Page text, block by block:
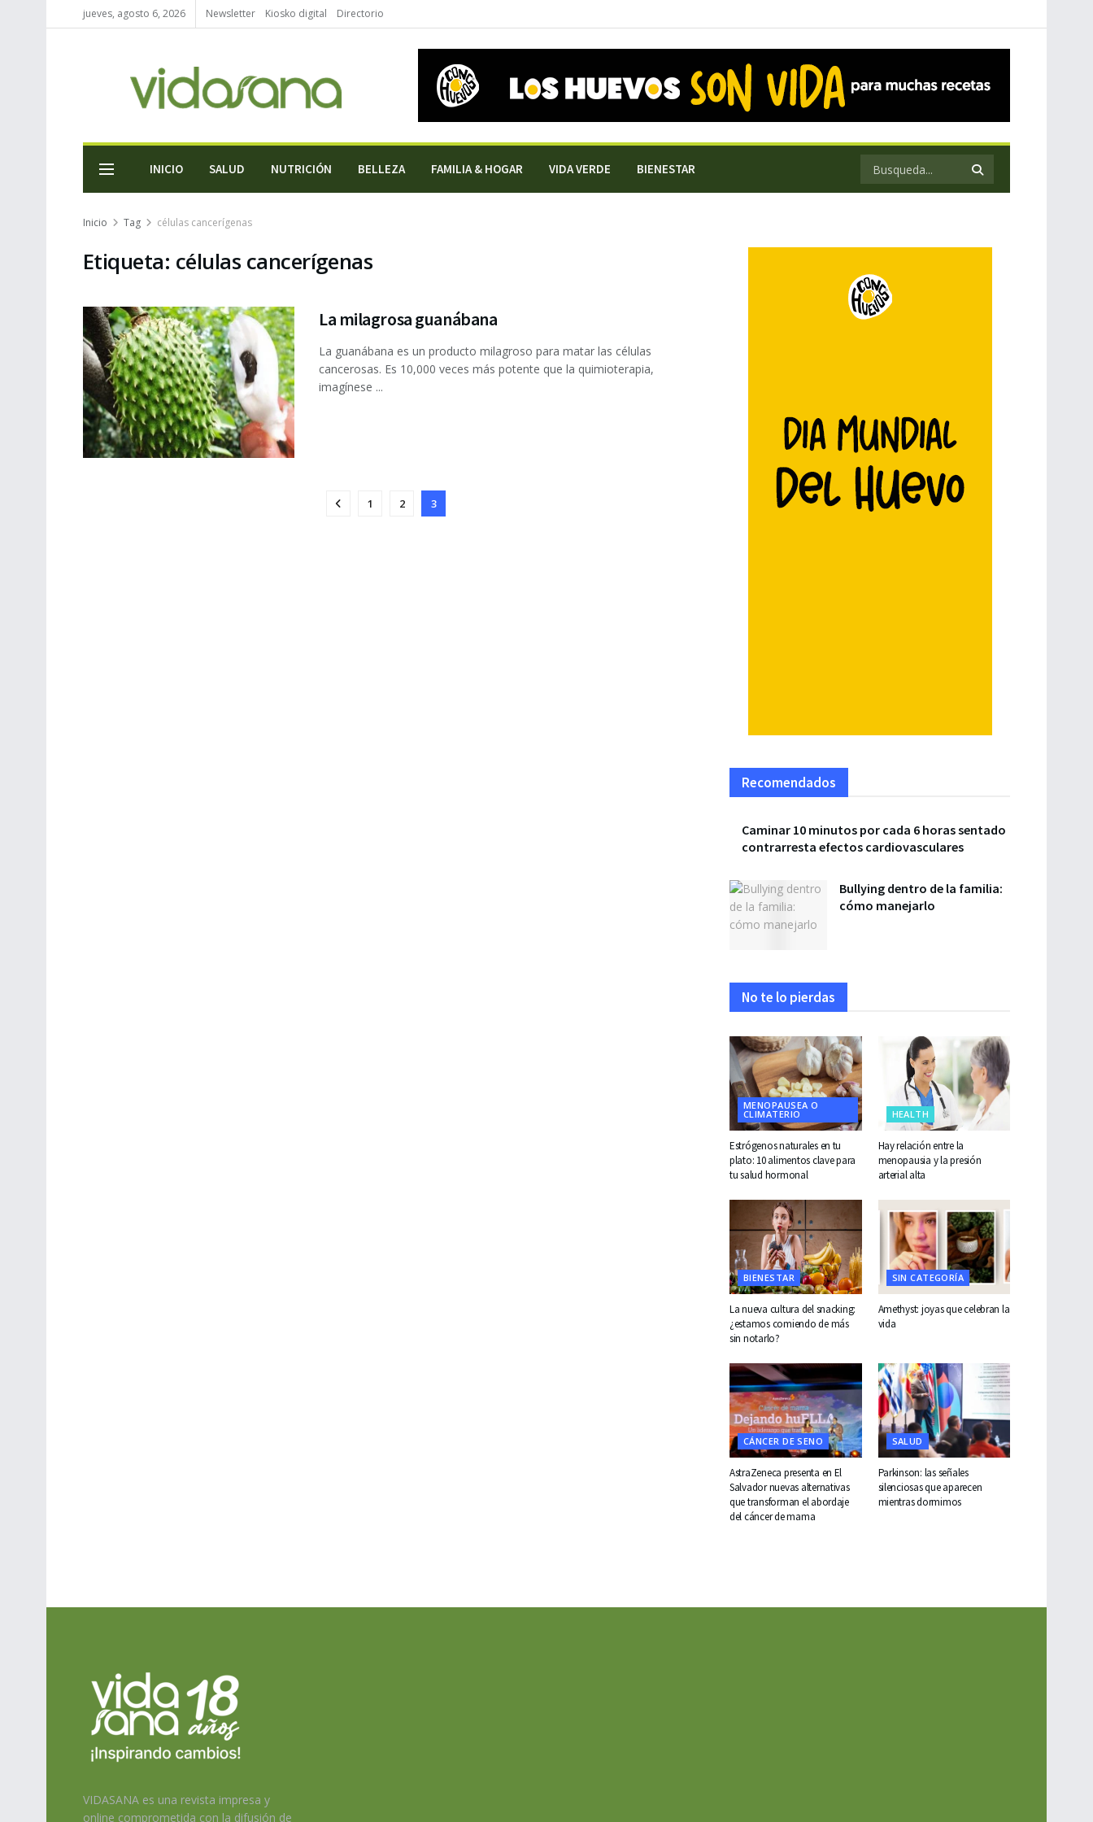
jueves, agosto 6, 2026 Newsletter Kiosko digital Directorio
INICIO SALUD NUTRICIÓN BELLEZA FAMILIA & HOGAR VIDA VERDE BIENESTAR
Inicio Tag células cancerígenas
Etiqueta: células cancerígenas
La milagrosa guanábana
La guanábana es un producto milagroso para matar las células
cancerosas. Es 10,000 veces más potente que la quimioterapia,
imagínese ...
1 2 3
Recomendados
Caminar 10 minutos por cada 6 horas sentado
contrarresta efectos cardiovasculares
Bullying dentro de la familia:
cómo manejarlo
No te lo pierdas
MENOPAUSEA O
CLIMATERIO
Estrógenos naturales en tu
plato: 10 alimentos clave para
tu salud hormonal
HEALTH
Hay relación entre la
menopausia y la presión
arterial alta
BIENESTAR
La nueva cultura del snacking:
¿estamos comiendo de más
sin notarlo?
SIN CATEGORÍA
Amethyst: joyas que celebran la
vida
CÁNCER DE SENO
AstraZeneca presenta en El
Salvador nuevas alternativas
que transforman el abordaje
del cáncer de mama
SALUD
Parkinson: las señales
silenciosas que aparecen
mientras dormimos
VIDASANA es una revista impresa y
online comprometida con la difusión de